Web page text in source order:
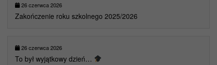
26 czerwca 2026
Zakończenie roku szkolnego 2025/2026
26 czerwca 2026
To był wyjątkowy dzień…